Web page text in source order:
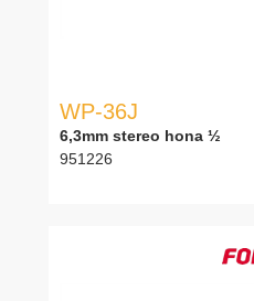
WP-36J
6,3mm stereo hona ½
951226